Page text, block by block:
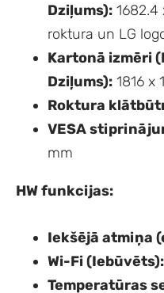
Dziļums): 1682.4
roktura un LG
Kartonā izmēri
Dziļums): 1816 x
Roktura
VESA
mm
HW funkcijas:
Iekšējā atmiņa
Wi-Fi (Iebūvēts):
Temperatūras